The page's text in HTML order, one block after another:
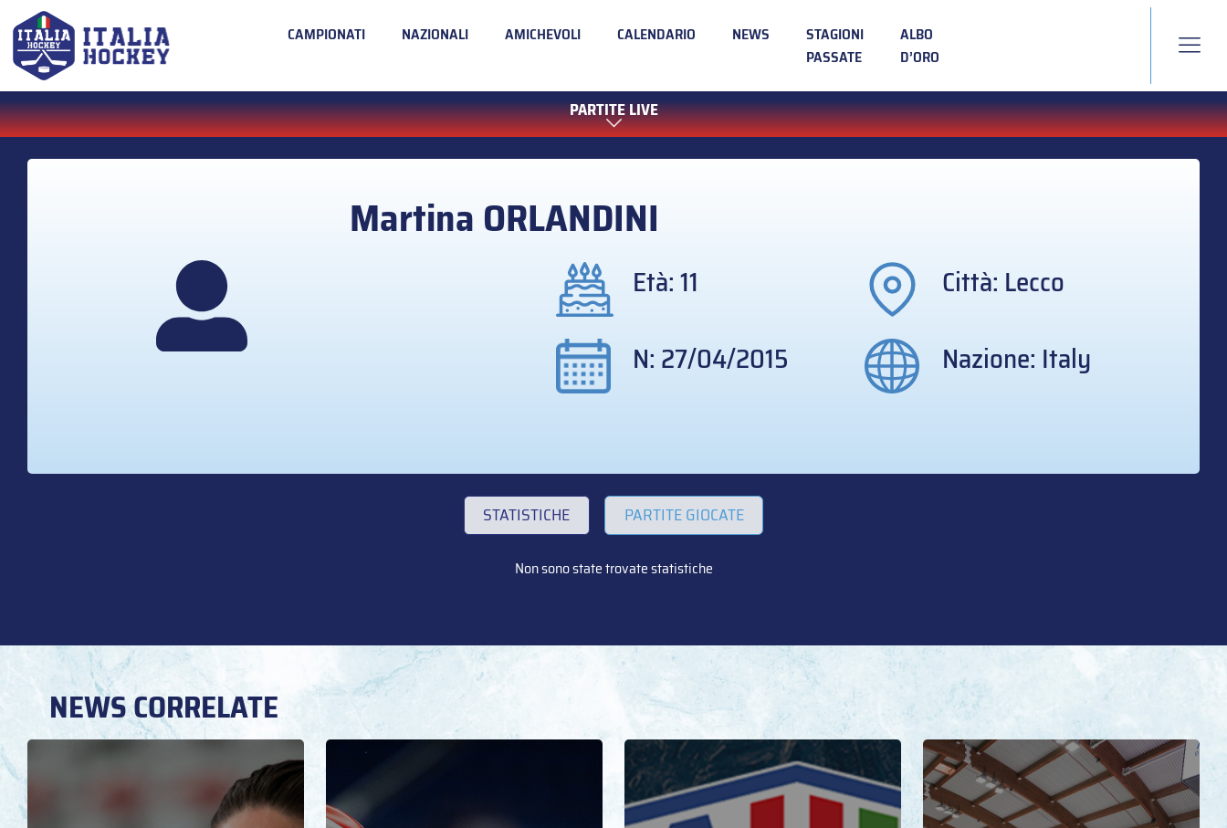
CAMPIONATI NAZIONALI AMICHEVOLI CALENDARIO NEWS
STAGIONI
PASSATE
ALBO
D’ORO
PARTITE LIVE
Martina ORLANDINI
Età: 11
Città: Lecco
N: 27/04/2015
Nazione: Italy
STATISTICHE PARTITE GIOCATE
Non sono state trovate statistiche
NEWS CORRELATE